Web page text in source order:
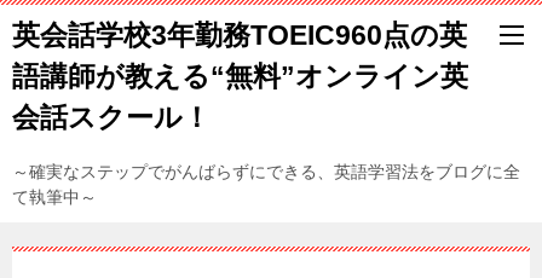
英会話学校3年勤務TOEIC960点の英
語講師が教える“無料”オンライン英
会話スクール！
～確実なステップでがんばらずにできる、英語学習法をブログに全
て執筆中～